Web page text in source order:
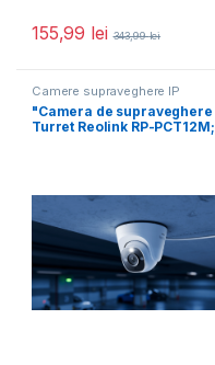
155,99 lei 343,99lei
Camere supraveghere IP
"Camera de supraveghere
Turret Reolink RP-PCT12M;